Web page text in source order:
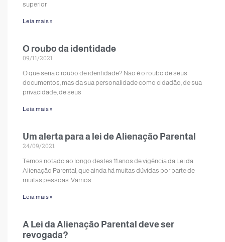
superior
Leia mais »
O roubo da identidade
09/11/2021
O que seria o roubo de identidade? Não é o roubo de seus
documentos, mas da sua personalidade como cidadão, de sua
privacidade, de seus
Leia mais »
Um alerta para a lei de Alienação Parental
24/09/2021
Temos notado ao longo destes 11 anos de vigência da Lei da
Alienação Parental, que ainda há muitas dúvidas por parte de
muitas pessoas. Vamos
Leia mais »
A Lei da Alienação Parental deve ser
revogada?